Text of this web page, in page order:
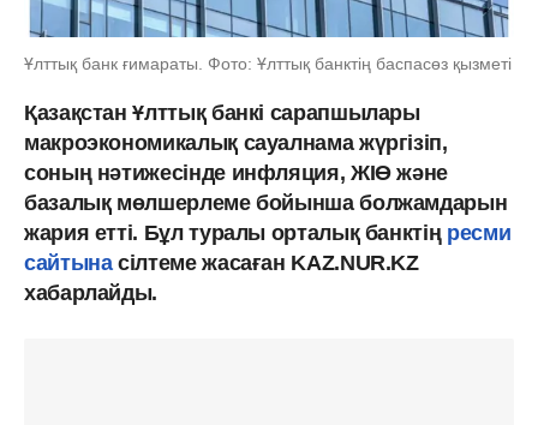
Ұлттық банк ғимараты. Фото: Ұлттық банктің баспасөз қызметі
Қазақстан Ұлттық банкі сарапшылары
макроэкономикалық сауалнама жүргізіп,
соның нәтижесінде инфляция, ЖІӨ және
базалық мөлшерлеме бойынша болжамдарын
жария етті. Бұл туралы орталық банктіңресми
сайтынасілтеме жасаған KAZ.NUR.KZ
хабарлайды.